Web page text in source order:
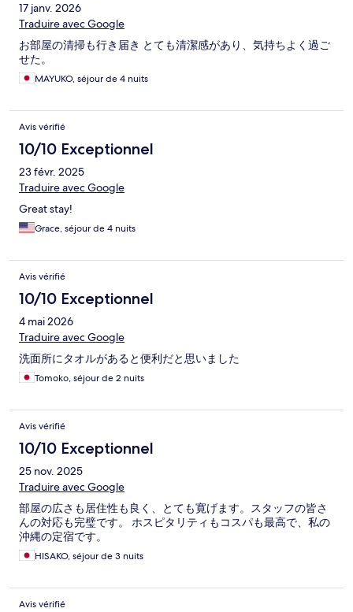
17 janv. 2026
Traduire avec Google
お部屋の清掃も行き届き とても清潔感があり、気持ちよく過ご
せた。
MAYUKO, séjour de 4 nuits
Avis vérifié
10/10 Exceptionnel
23 févr. 2025
Traduire avec Google
Great stay!
Grace, séjour de 4 nuits
Avis vérifié
10/10 Exceptionnel
4 mai 2026
Traduire avec Google
洗面所にタオルがあると便利だと思いました
Tomoko, séjour de 2 nuits
Avis vérifié
10/10 Exceptionnel
25 nov. 2025
Traduire avec Google
部屋の広さも居住性も良く、とても寛げます。スタッフの皆さ
んの対応も完璧です。 ホスピタリティもコスパも最高で、私の
沖縄の定宿です。
HISAKO, séjour de 3 nuits
Avis vérifié